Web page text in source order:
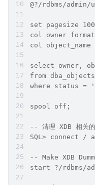
@?/rdbms/
set pagesize
col owner
col object_name
select owner,
from dba_objects
where status =
spool off;
-- 清理 XDB 相关的
SQL> connect /
-- Make XDB
start ?/rdbms/